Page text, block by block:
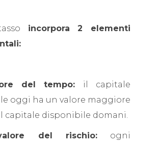
incorpora 2 elementi
del tempo: il capitale
oggi ha un valore maggiore
capitale disponibile domani.
del rischio:ogni